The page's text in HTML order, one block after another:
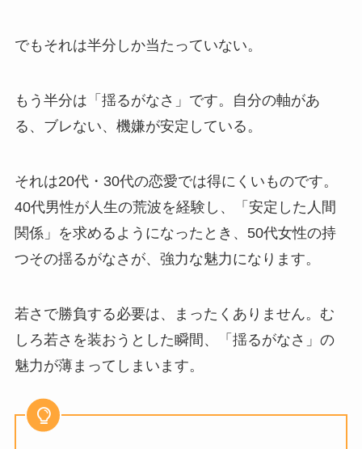
でもそれは半分しか当たっていない。
もう半分は「揺るがなさ」です。自分の軸があ
る、ブレない、機嫌が安定している。
それは20代・30代の恋愛では得にくいものです。
40代男性が人生の荒波を経験し、「安定した人間
関係」を求めるようになったとき、50代女性の持
つその揺るがなさが、強力な魅力になります。
若さで勝負する必要は、まったくありません。む
しろ若さを装おうとした瞬間、「揺るがなさ」の
魅力が薄まってしまいます。